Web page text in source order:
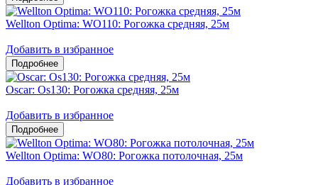
Wellton Optima: WO110: Рогожка средняя, 25м
Добавить в избранное
Oscar: Os130: Рогожка средняя, 25м
Добавить в избранное
Wellton Optima: WO80: Рогожка потолочная, 25м
Добавить в избранное